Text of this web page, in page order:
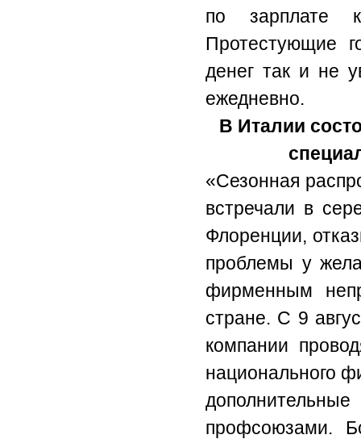
по зарплате
Протестующие
денег так и не
ежедневно.
В Италии
«Сезонная
встречали в
Флоренции,
проблемы у
фирменным
стране. С 9
компании
национального
профсоюзами.